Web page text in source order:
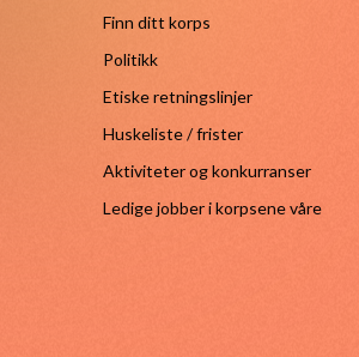
Finn ditt korps
Politikk
Etiske retningslinjer
Huskeliste / frister
Aktiviteter og konkurranser
Ledige jobber i korpsene våre